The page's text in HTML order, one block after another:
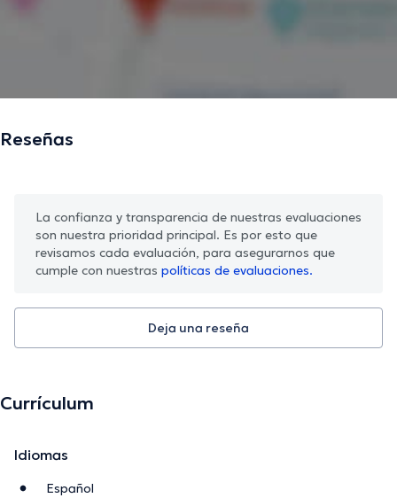
Reseñas
La confianza y transparencia de nuestras evaluaciones
son nuestra prioridad principal. Es por esto que
revisamos cada evaluación, para asegurarnos que
cumple con nuestras políticas de evaluaciones.
Deja una reseña
Currículum
Idiomas
Español